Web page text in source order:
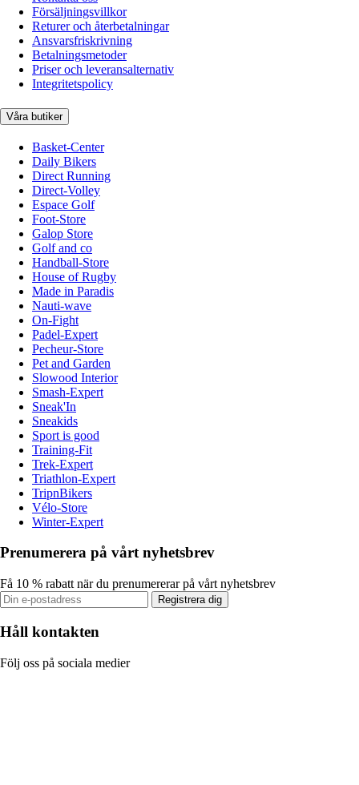
Försäljningsvillkor
Returer och återbetalningar
Ansvarsfriskrivning
Betalningsmetoder
Priser och leveransalternativ
Integritetspolicy
Våra butiker
Basket-Center
Daily Bikers
Direct Running
Direct-Volley
Espace Golf
Foot-Store
Galop Store
Golf and co
Handball-Store
House of Rugby
Made in Paradis
Nauti-wave
On-Fight
Padel-Expert
Pecheur-Store
Pet and Garden
Slowood Interior
Smash-Expert
Sneak'In
Sneakids
Sport is good
Training-Fit
Trek-Expert
Triathlon-Expert
TripnBikers
Vélo-Store
Winter-Expert
Prenumerera på vårt nyhetsbrev
Få 10 % rabatt när du prenumererar på vårt nyhetsbrev
Registrera dig
Håll kontakten
Följ oss på sociala medier